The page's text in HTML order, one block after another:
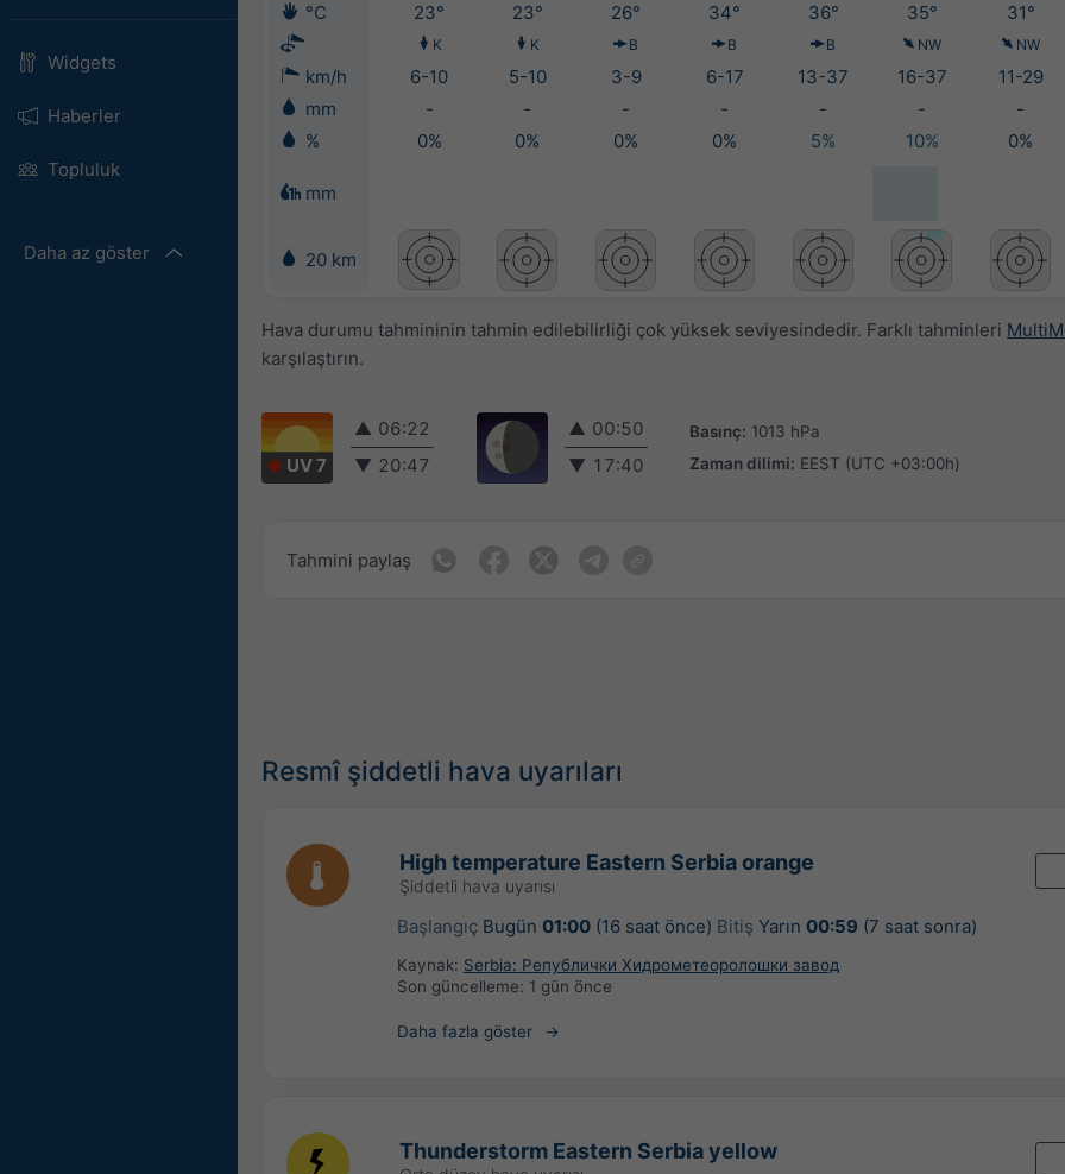
Widgets
Haberler
Topluluk
Daha az göster
°C
23° 23° 26° 34° 36° 35° 31°
K K B B B NW NW
km/h 6-10 5-10 3-9 6-17 13-37 16-37 11-29
mm
- - - - - - -
%
0% 0% 0% 0% 5% 10% 0%
mm
20 km
Hava durumu tahmininin tahmin edilebilirliği çok yüksek seviyesindedir. Farklı tahminleri
karşılaştırın.
UV 7
▲ 06:22
▼ 20:47
▲ 00:50
▼ 17:40
Basınç: 1013 hPa
Zaman dilimi: EEST (UTC +03:00h)
Tahmini paylaş
Resmî şiddetli hava uyarıları
High temperature Eastern Serbia orange
Şiddetli hava uyarısı
Başlangıç Bugün 01:00(16 saat önce) Bitiş Yarın 00:59 (7 saat sonra)
Kaynak: Serbia: Републички Хидрометеоролошки завод
Son güncelleme: 1 gün önce
Daha fazla göster
Thunderstorm Eastern Serbia yellow